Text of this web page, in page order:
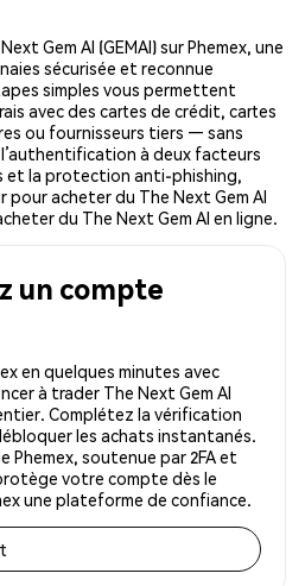
Gem AI (GEMAI) sur Phemex, une
sécurisée et reconnue
simples vous permettent
avec des cartes de crédit, cartes
ou fournisseurs tiers — sans
l’authentification à deux facteurs
et la protection anti-phishing,
pour acheter du The Next Gem AI
du The Next Gem AI en ligne.
un compte
en quelques minutes avec
à trader The Next Gem AI
Complétez la vérification
les achats instantanés.
Phemex, soutenue par 2FA et
votre compte dès le
une plateforme de confiance.